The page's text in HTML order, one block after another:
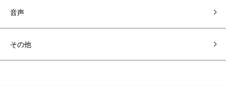
音声
その他